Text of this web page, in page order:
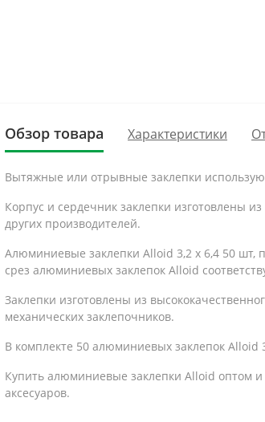
Обзор товара Характеристики
Вытяжные или отрывные заклепки
Корпус и сердечник заклепки изготовлены
других производителей.
Алюминиевые заклепки Alloid 3,2 x 6,4 50 шт,
срез алюминиевых заклепок Alloid
Заклепки изготовлены из
механических заклепочников.
В комплекте 50 алюминиевых заклепок Alloid
Купить алюминиевые заклепки Alloid оптом
аксесуаров.